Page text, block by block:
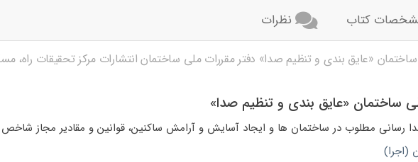
کتاب نظرات
«عایق بندی و تنظیم صدا»
رسانی مطلوب در ساختمان ها و ایجاد آسایش و آرامش ساکنین، قوانین و مقادیر
(اجرا)